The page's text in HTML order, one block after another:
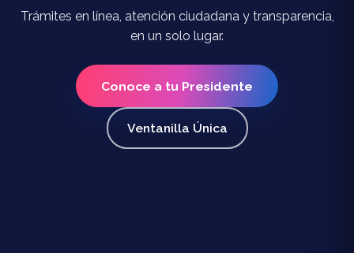
Trámites en línea, atención ciudadana y transparencia,
en un solo lugar.
Conoce a tu Presidente
Ventanilla Única